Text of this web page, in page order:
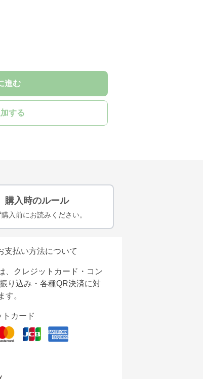
進む
する
購入時のルール
入前にお読みください。
支払い方法について
、クレジットカード・コン
り込み・各種QR決済に対
す。
トカード